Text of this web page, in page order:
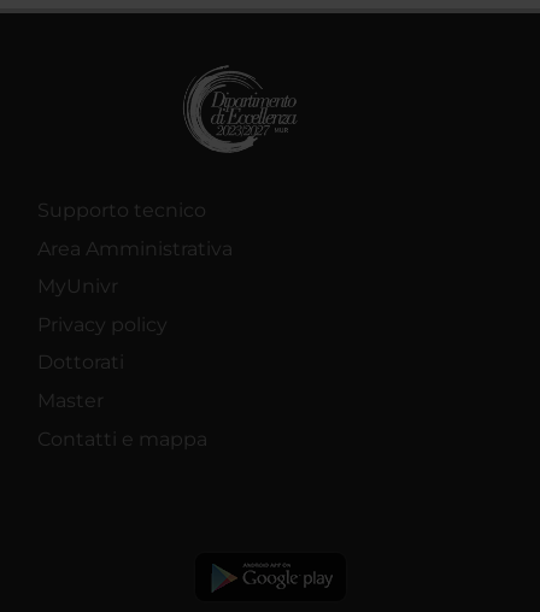
Supporto tecnico
Area Amministrativa
MyUnivr
Privacy policy
Dottorati
Master
Contatti e mappa